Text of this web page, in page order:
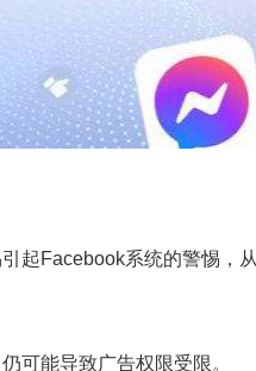
起Facebook系统的警惕，
可能导致广告权限受限。